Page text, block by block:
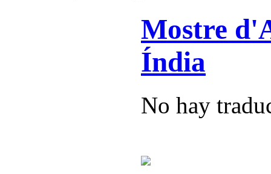
Mostre
Índia
No hay